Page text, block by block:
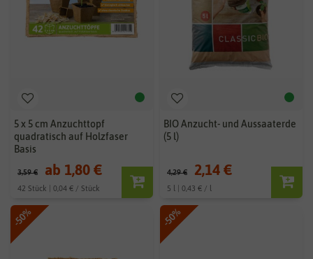
5 x 5 cm Anzuchttopf
quadratisch auf Holzfaser
Basis
3,59 € ab 1,80 €
42 Stück | 0,04 € / Stück
BIO Anzucht- und Aussaaterde
(5 l)
4,29 € 2,14 €
5 l | 0,43 € / l
-50% -50%